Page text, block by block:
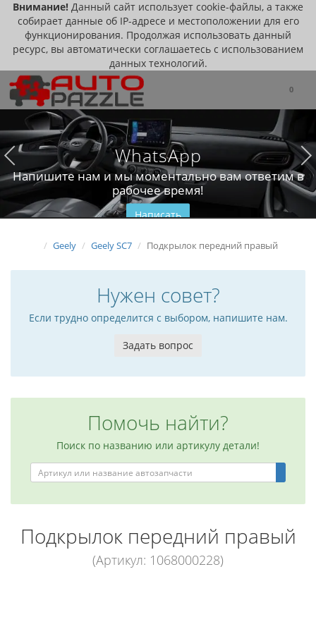
Внимание! Данный сайт использует cookie-файлы, а также
собирает данные об IP-адресе и местоположении для его
функционирования. Продолжая использовать данный
ресурс, вы автоматически соглашаетесь с использованием
данных технологий.
0
WhatsApp
Напишите нам и мы моментально вам ответим в
рабочее время!
Написать
Geely Geely SC7 Подкрылок передний правый
Нужен совет?
Если трудно определится с выбором, напишите нам.
Задать вопрос
Помочь найти?
Поиск по названию или артикулу детали!
Подкрылок передний правый
(Артикул: 1068000228)